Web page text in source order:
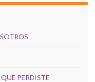
PERDISTE